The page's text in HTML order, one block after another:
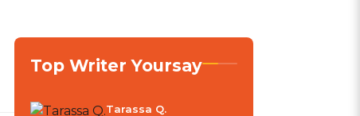
Top Writer Yoursay
Tarassa Q.